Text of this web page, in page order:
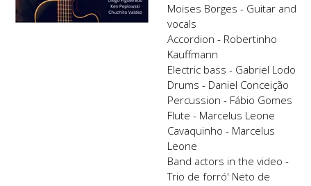
Moises Borges - Guitar and
vocals
Accordion - Robertinho
Kauffmann
Electric bass - Gabriel Lodo
Drums - Daniel Conceição
Percussion - Fábio Gomes
Flute - Marcelus Leone
Cavaquinho - Marcelus
Leone
Band actors in the video -
Trio de forró' Neto de